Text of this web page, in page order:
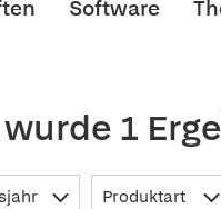
Software
wurde 1
Produktart